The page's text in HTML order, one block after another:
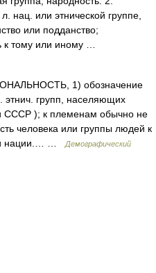
нац. или этнической группе,
или подданство;
к тому или иному …
1) обозначение
этнич. групп, населяющих
СССР ); к племенам обычно не
человека или группы людей к
нации.… …
Демографический